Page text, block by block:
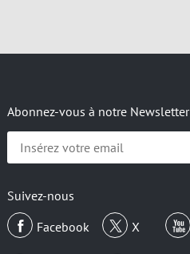
Abonnez-vous à notre Newsletter
Insérez
votre
Suivez-nous
Facebook
X